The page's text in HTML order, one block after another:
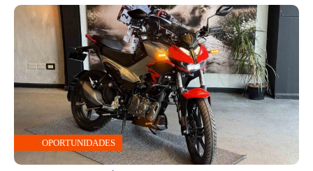
OPORTUNIDADES